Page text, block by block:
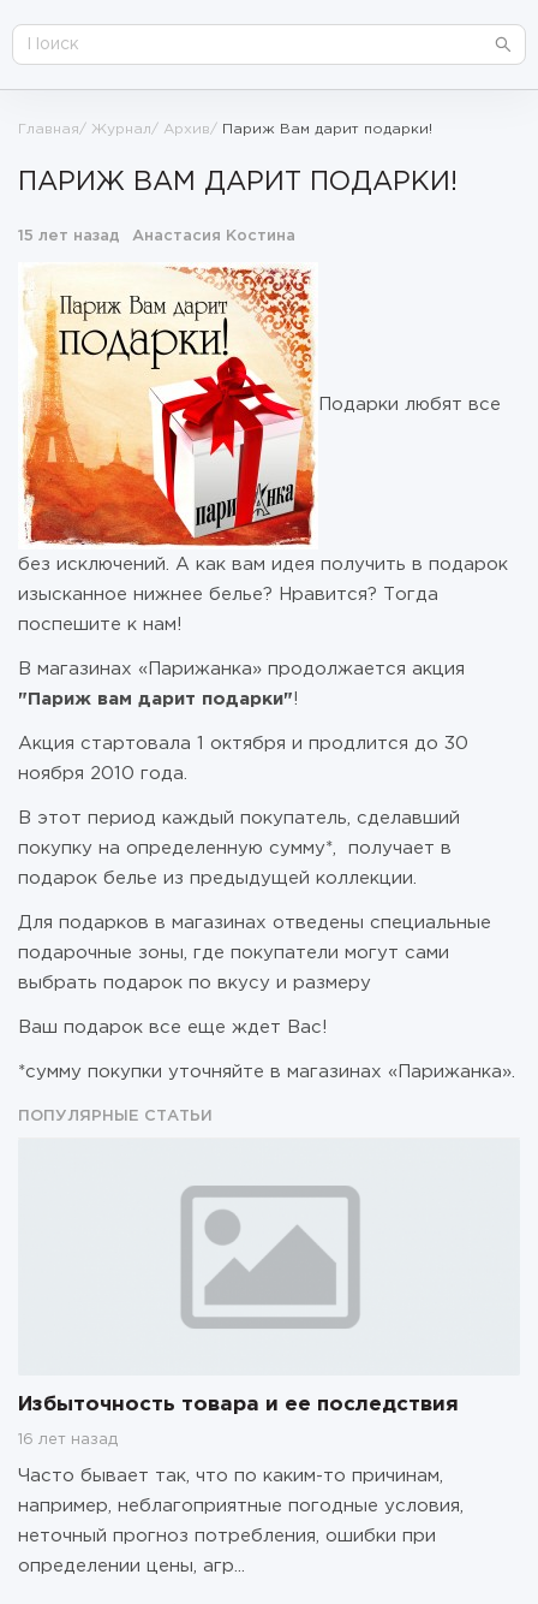
Главная Журнал Архив Париж Вам дарит подарки!
ПАРИЖ ВАМ ДАРИТ ПОДАРКИ!
15 лет назад Анастасия Костина
Подарки любят все
без исключений. А как вам идея получить в подарок
изысканное нижнее белье? Нравится? Тогда
поспешите к нам!
В магазинах «Парижанка» продолжается акция
"Париж вам дарит подарки"!
Акция стартовала 1 октября и продлится до 30
ноября 2010 года.
В этот период каждый покупатель, сделавший
покупку на определенную сумму*, получает в
подарок белье из предыдущей коллекции.
Для подарков в магазинах отведены специальные
подарочные зоны, где покупатели могут сами
выбрать подарок по вкусу и размеру
Ваш подарок все еще ждет Вас!
*сумму покупки уточняйте в магазинах «Парижанка».
ПОПУЛЯРНЫЕ СТАТЬИ
Избыточность товара и ее последствия
16 лет назад
Часто бывает так, что по каким-то причинам,
например, неблагоприятные погодные условия,
неточный прогноз потребления, ошибки при
определении цены, агр...